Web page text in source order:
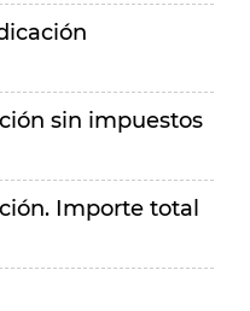
sin impuestos
Importe total